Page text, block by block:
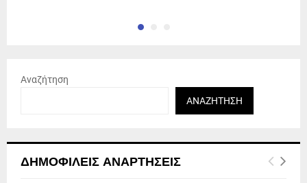
Αναζήτηση
ΑΝΑΖΉΤΗΣΗ
ΔΗΜΟΦΙΛΕΊΣ ΑΝΑΡΤΉΣΕΙΣ